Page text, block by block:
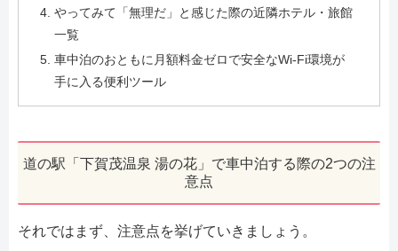
やってみて「無理だ」と感じた際の近隣ホテル・旅館
一覧
車中泊のおともに月額料金ゼロで安全なWi-Fi環境が
手に入る便利ツール
道の駅「下賀茂温泉 湯の花」で車中泊する際の2つの注
意点
それではまず、注意点を挙げていきましょう。